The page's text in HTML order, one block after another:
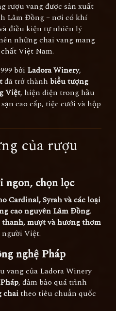
rượu vang được sản xuất
Lâm Đồng – nơi có khí
điều kiện tự nhiên lý
những chai vang mang
Việt Nam.
bởi Ladora Winery,
đã trở thành biểu tượng
Việt, hiện diện trong hầu
cao cấp, tiệc cưới và hộp
của rượu
ngon, chọn lọc
Cardinal, Syrah và các loại
cao nguyên Lâm Đồng.
mượt và hương thơm
Việt.
nghệ Pháp
vang của Ladora Winery
, đảm bảo quá trình
chaitheo tiêu chuẩn quốc